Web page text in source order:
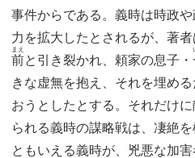
事件からである。義時は時政
力を拡大したとされるが、著
前
まえ
と引き裂かれ、頼家の息子・
きな虚無を抱え、それを埋め
おうとしたとする。それだけ
られる義時の謀略戦は、凄絶
ともいえる義時が、兇悪な加